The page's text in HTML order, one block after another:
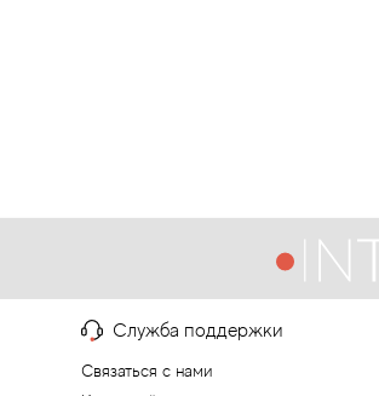
Служба поддержки
Связаться с нами